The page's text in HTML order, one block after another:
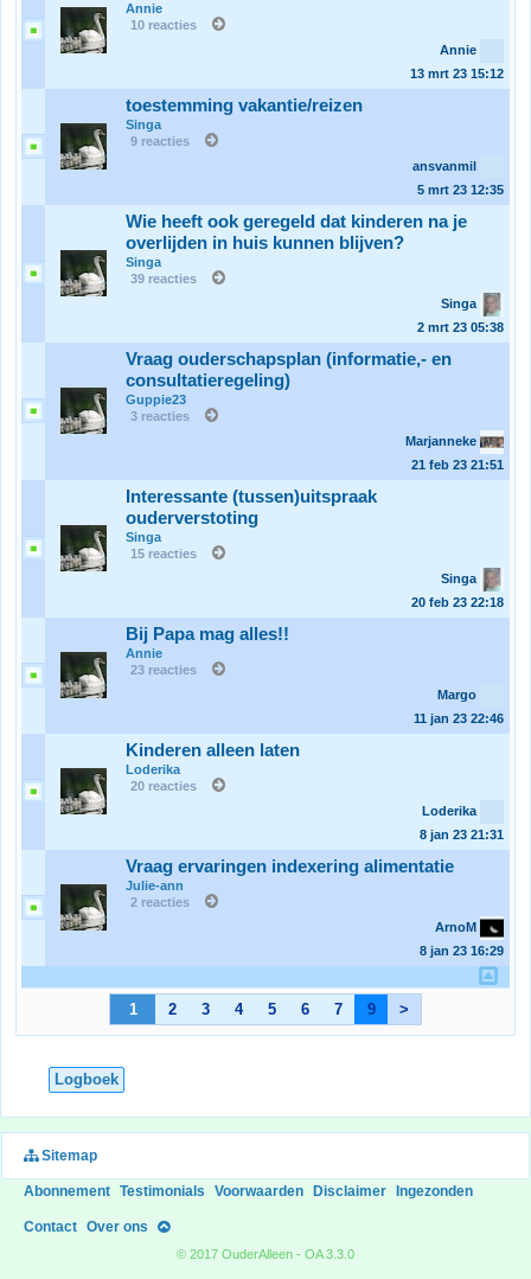
Annie
10 reacties
Annie
13 mrt 23 15:12
toestemming vakantie/reizen
Singa
9 reacties
ansvanmil
5 mrt 23 12:35
Wie heeft ook geregeld dat kinderen na je
overlijden in huis kunnen blijven?
Singa
39 reacties
Singa
2 mrt 23 05:38
Vraag ouderschapsplan (informatie,- en
consultatieregeling)
Guppie23
3 reacties
Marjanneke
21 feb 23 21:51
Interessante (tussen)uitspraak
ouderverstoting
Singa
15 reacties
Singa
20 feb 23 22:18
Bij Papa mag alles!!
Annie
23 reacties
Margo
11 jan 23 22:46
Kinderen alleen laten
Loderika
20 reacties
Loderika
8 jan 23 21:31
Vraag ervaringen indexering alimentatie
Julie-ann
2 reacties
ArnoM
8 jan 23 16:29
1 2 3 4 5 6 7 9 >
Logboek
Sitemap
Abonnement Testimonials Voorwaarden Disclaimer Ingezonden
Contact Over ons
© 2017 OuderAlleen - OA 3.3.0